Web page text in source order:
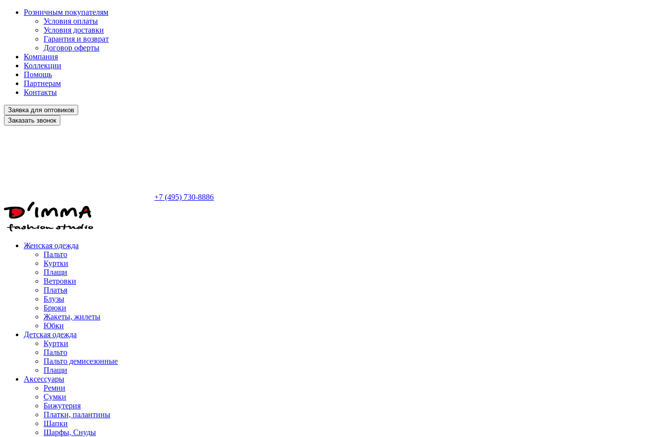
Розничным покупателям
Условия оплаты
Условия доставки
Гарантия и возврат
Договор оферты
Компания
Коллекции
Помощь
Партнерам
Контакты
Заявка для оптовиков
Заказать звонок
+7 (495) 730-8886
Женская одежда
Пальто
Куртки
Плащи
Ветровки
Платья
Блузы
Брюки
Жакеты, жилеты
Юбки
Детская одежда
Куртки
Пальто
Пальто демисезонные
Плащи
Аксессуары
Ремни
Сумки
Бижутерия
Платки, палантины
Шапки
Шарфы, Снуды